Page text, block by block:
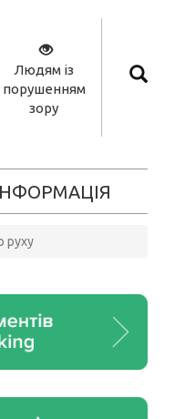
Людям із
порушенням
зору
руху